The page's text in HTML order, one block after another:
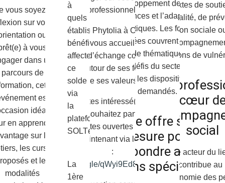
développement de leurs
compétences et l’adaptation de
leurs pratiques. Les formations
présentées couvrent un large
éventail de thématiques en lien
avec les défis du secteur, tout en
valorisant les dispositifs les plus
demandés.
Une offre sur
mesure pour
répondre aux
besoins spécifiques
contextes de
parentalité, de
d’insertion sociale
situations de
Une
cœur
social
Véritable acteur du
le TISF contribue au
de l’autonomie des
à
quels
établissements
bénéficiaires
affecter
ce
solde
via
la
plateforme
SOLTéA.
La
1ère
professionnel.
Situé Allée Phytolia à Chemillé, le
CEFRAS vous accueille pour un
moment d’échange convivial et
informatif autour de ses formations et
de ses valeurs.
Vous êtes intéressé(e) par une
formation et souhaitez participer à cette
journée portes ouvertes ? Inscrivez-
vous dès maintenant via le lien suivant
:
https://forms.gle/qWyi9Ed8xhxVGW917
vous soyez en
sur votre
ou
à vous
dans un
parcours de
cet
est
idéale
en apprendre
sur les
les cursus
et les
modalités